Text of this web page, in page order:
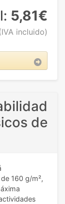
5,81€
incluido)
de
160 g/m²,